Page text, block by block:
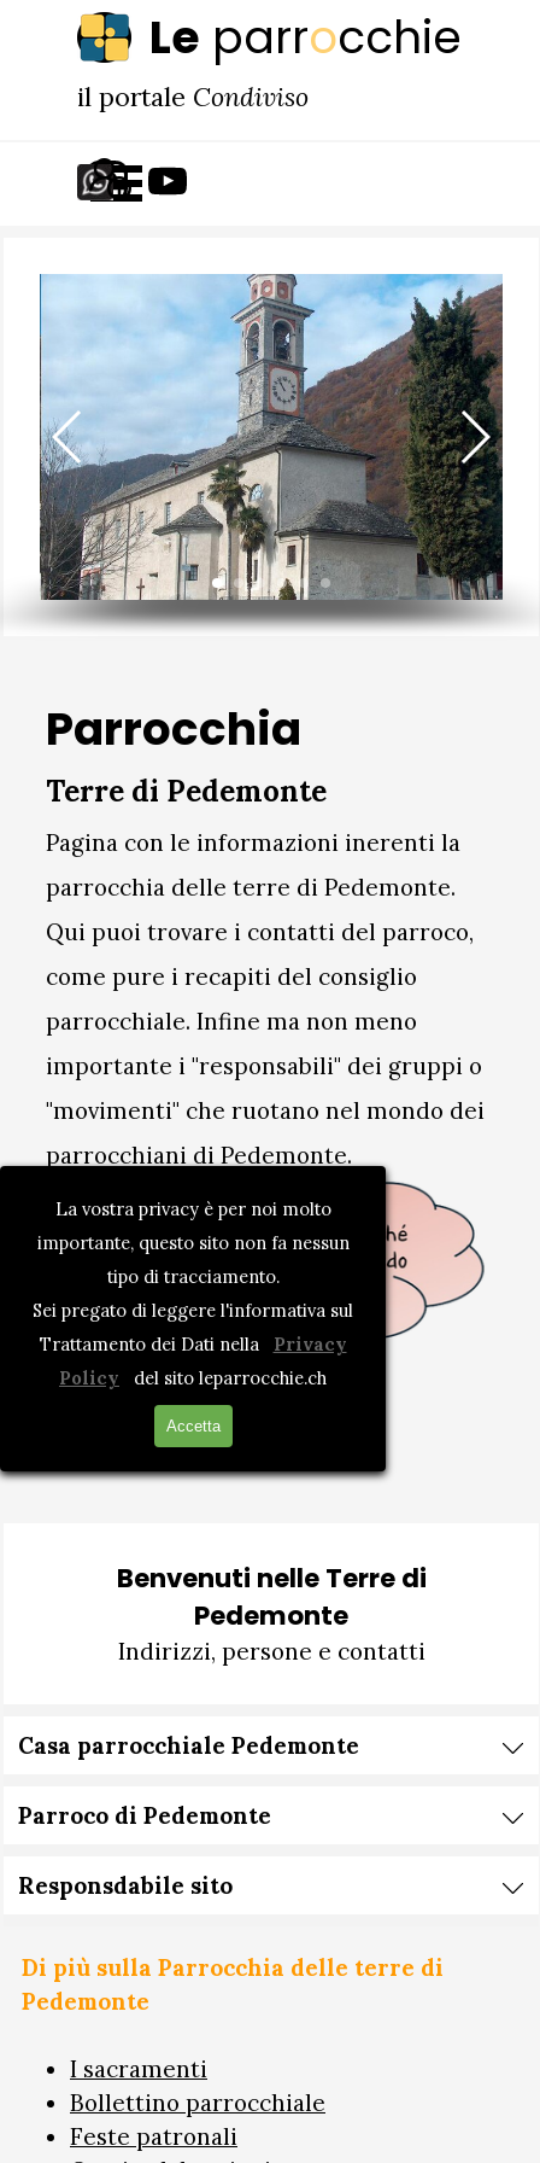
La vostra privacy è per noi molto
importante, questo sito non fa nessun
tipo di tracciamento.
Sei pregato di leggere l'informativa sul
Trattamento dei Dati nella Privacy
Policy
del sito leparrocchie.ch
Accetta
Vai ai contenuti Le parrocchie
il portale Condiviso
Salta menù
Parrocchia
Terre di Pedemonte
Pagina con le informazioni inerenti la
parrocchia delle terre di Pedemonte.
Qui puoi trovare i contatti del parroco,
come pure i recapiti del consiglio
parrocchiale. Infine ma non meno
importante i "responsabili" dei gruppi o
"movimenti" che ruotano nel mondo dei
parrocchiani di Pedemonte.
don Sutor Ceslaw
0041 79 240 09 57
Benvenuti nelle Terre di
Pedemonte
Indirizzi, persone e contatti
Casa parrocchiale Pedemonte
Parroco di Pedemonte
Responsdabile sito
Di più sulla Parrocchia delle terre di
Pedemonte
I sacramenti
Bollettino parrocchiale
Feste patronali